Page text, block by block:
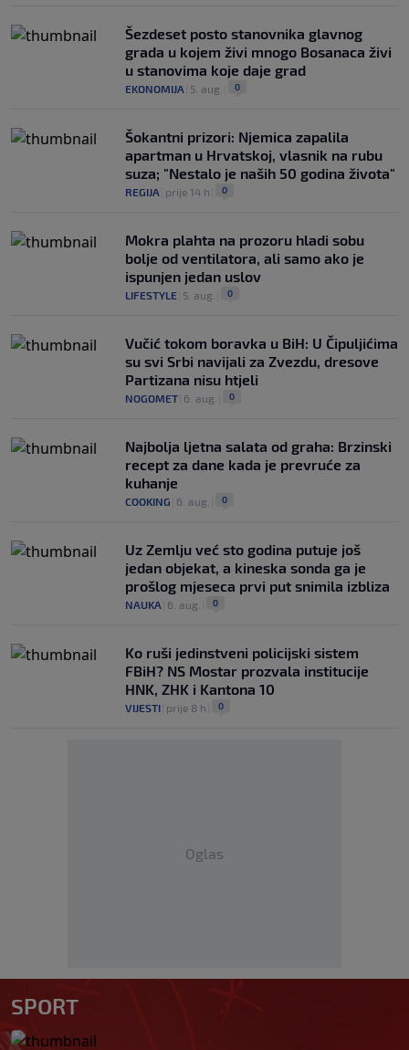
Šezdeset posto stanovnika glavnog
grada u kojem živi mnogo Bosanaca živi
u stanovima koje daje grad
EKONOMIJA 5. aug. 0
Šokantni prizori: Njemica zapalila
apartman u Hrvatskoj, vlasnik na rubu
suza; "Nestalo je naših 50 godina života"
REGIJA prije 14 h 0
Mokra plahta na prozoru hladi sobu
bolje od ventilatora, ali samo ako je
ispunjen jedan uslov
LIFESTYLE 5. aug. 0
Vučić tokom boravka u BiH: U Čipuljićima
su svi Srbi navijali za Zvezdu, dresove
Partizana nisu htjeli
NOGOMET 6. aug. 0
Najbolja ljetna salata od graha: Brzinski
recept za dane kada je prevruće za
kuhanje
COOKING 6. aug. 0
Uz Zemlju već sto godina putuje još
jedan objekat, a kineska sonda ga je
prošlog mjeseca prvi put snimila izbliza
NAUKA 6. aug. 0
Ko ruši jedinstveni policijski sistem
FBiH? NS Mostar prozvala institucije
HNK, ZHK i Kantona 10
VIJESTI prije 8 h 0
Oglas
SPORT